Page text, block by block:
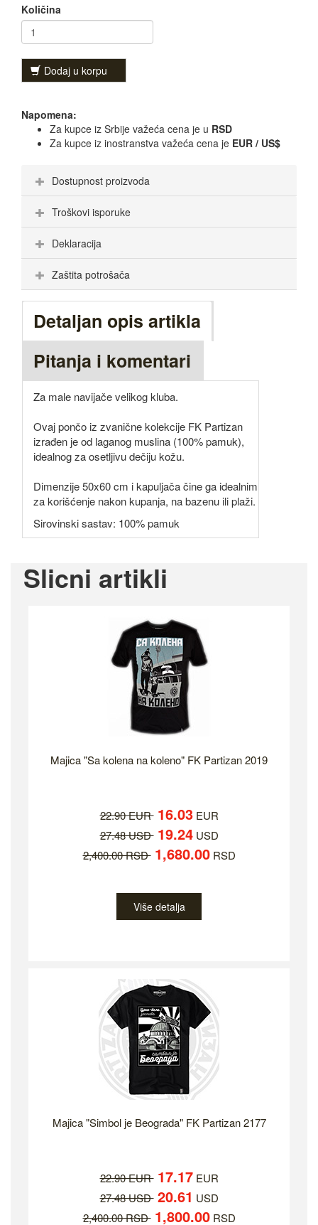
Količina
Dodaj u korpu
Napomena:
Za kupce iz Srbije važeća cena je u RSD
Za kupce iz inostranstva važeća cena je EUR / US$
Dostupnost proizvoda
Troškovi isporuke
Deklaracija
Zaštita potrošača
Detaljan opis artikla
Pitanja i komentari
Za male navijače velikog kluba.
Ovaj pončo iz zvanične kolekcije FK Partizan
izrađen je od laganog muslina (100% pamuk),
idealnog za osetljivu dečiju kožu.
Dimenzije 50x60 cm i kapuljača čine ga idealnim
za korišćenje nakon kupanja, na bazenu ili plaži.
Sirovinski sastav: 100% pamuk
Slicni artikli
Majica "Sa kolena na koleno" FK Partizan 2019
22.90 EUR 16.03EUR
27.48 USD 19.24USD
2,400.00 RSD 1,680.00RSD
Više detalja
Majica "Simbol je Beograda" FK Partizan 2177
22.90 EUR 17.17EUR
27.48 USD 20.61 USD
2,400.00 RSD 1,800.00RSD